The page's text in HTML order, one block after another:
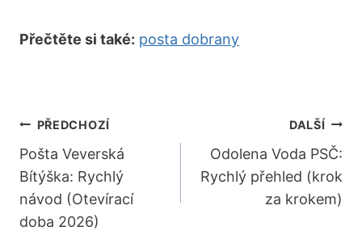
Přečtěte si také: posta dobrany
Navigace
Pro
Příspěvek
PŘEDCHOZÍ
Pošta Veverská
Bítýška: Rychlý
návod (Otevírací
doba 2026)
DALŠÍ
Odolena Voda PSČ:
Rychlý přehled (krok
za krokem)